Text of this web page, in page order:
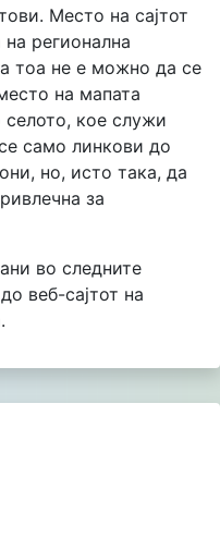
Место на сајтот
регионална
тоа не е можно да се
на мапата
кое служи
само линкови до
но, исто така, да
за
во следните
веб-сајтот на